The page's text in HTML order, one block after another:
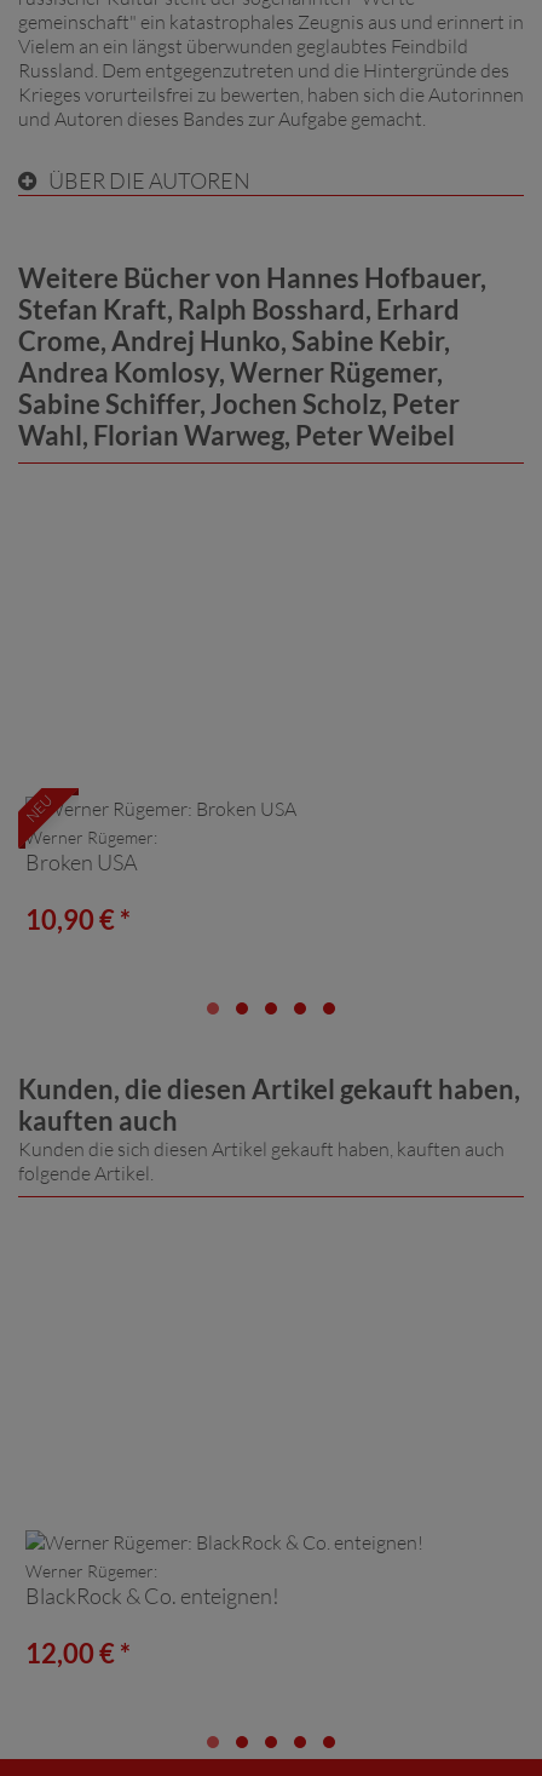
gemeinschaft" ein katastrophales Zeugnis aus und erinnert in
Vielem an ein längst überwunden geglaubtes Feindbild
Russland. Dem entgegenzutreten und die Hintergründe des
Krieges vorurteilsfrei zu bewerten, haben sich die Autorinnen
und Autoren dieses Bandes zur Aufgabe gemacht.
ÜBER DIE AUTOREN
Weitere Bücher von Hannes Hofbauer,
Stefan Kraft, Ralph Bosshard, Erhard
Crome, Andrej Hunko, Sabine Kebir,
Andrea Komlosy, Werner Rügemer,
Sabine Schiffer, Jochen Scholz, Peter
Wahl, Florian Warweg, Peter Weibel
NEU
Werner Rügemer:
Broken USA
10,90 € *
Kunden, die diesen Artikel gekauft haben,
kauften auch
Kunden die sich diesen Artikel gekauft haben, kauften auch
folgende Artikel.
Werner Rügemer:
BlackRock & Co. enteignen!
12,00 € *